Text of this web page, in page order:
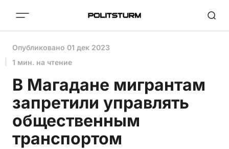
Опубликовано 01 дек 2023
1 мин. на чтение
В Магадане мигрантам
запретили управлять
общественным
транспортом